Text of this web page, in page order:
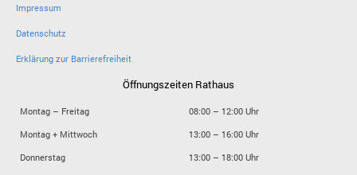
Impressum
Datenschutz
Erklärung zur Barrierefreiheit
Öffnungszeiten Rathaus
Montag – Freitag
08:00 – 12:00 Uhr
Montag + Mittwoch
13:00 – 16:00 Uhr
Donnerstag
13:00 – 18:00 Uhr